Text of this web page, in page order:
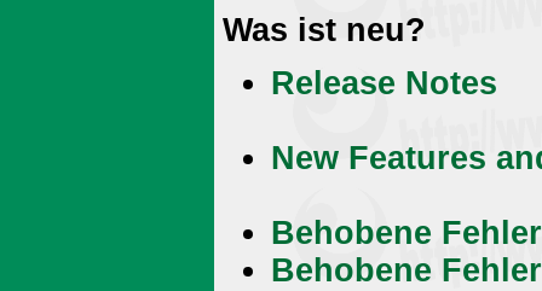
Was ist neu?
Release Notes
New Features
Behobene
Behobene